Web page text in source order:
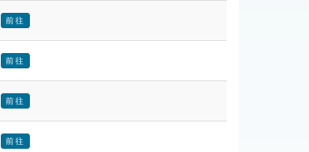
前往
前往
前往
前往